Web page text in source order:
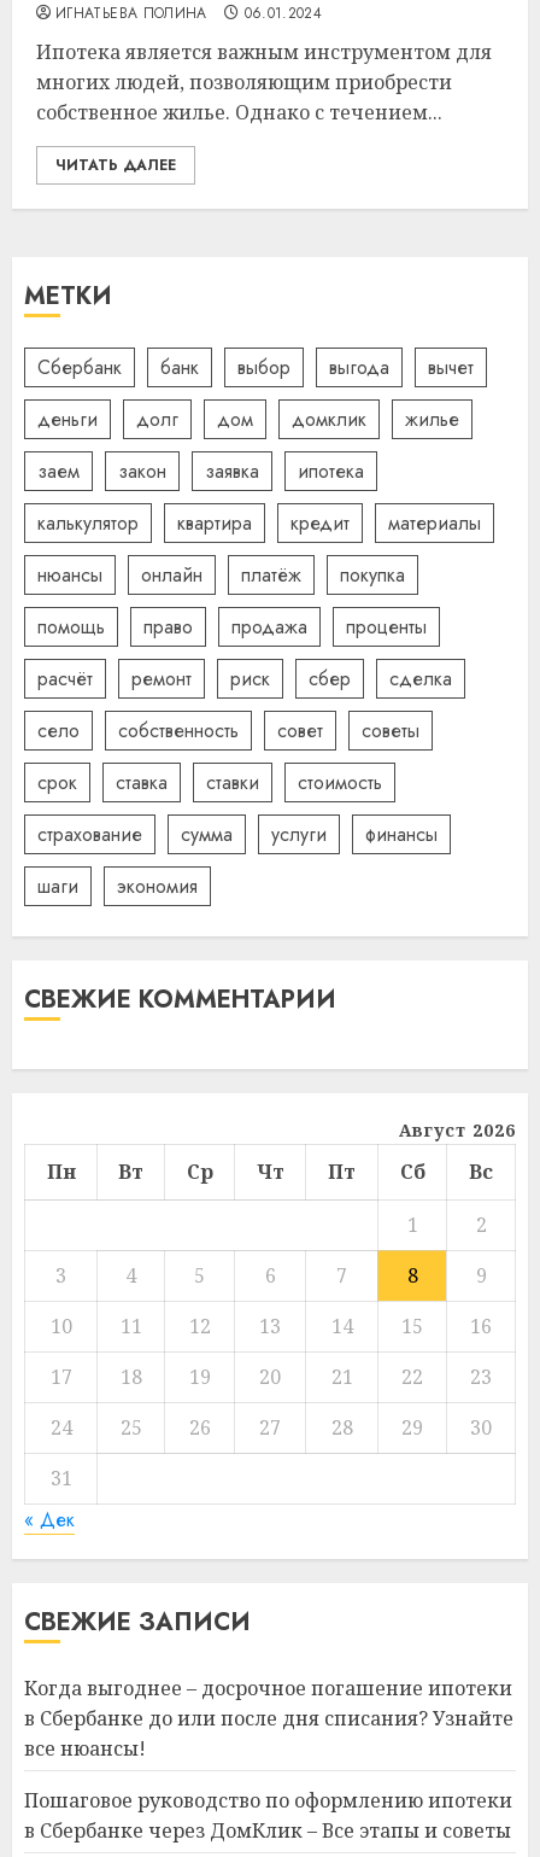
ИГНАТЬЕВА ПОЛИНА 06.01.2024
Ипотека является важным инструментом для
многих людей, позволяющим приобрести
собственное жилье. Однако с течением...
ЧИТАТЬ ДАЛЕЕ
МЕТКИ
Сбербанк банк выбор выгода
вычет
деньги
долг дом домклик
жилье
заем
закон заявка
ипотека
калькулятор
квартира кредит
материалы
нюансы
онлайн платёж
покупка
помощь
право продажа
проценты
расчёт
ремонт риск сбер
сделка
село
собственность совет
советы
срок
ставка ставки
стоимость
страхование
сумма услуги
финансы
шаги
экономия
СВЕЖИЕ КОММЕНТАРИИ
Август 2026
Пн Вт Ср Чт Пт Сб
Вс
1
2
3
4 5 6 7 8
9
10
11 12 13 14 15
16
17
18 19 20 21 22
23
24
25 26 27 28 29
30
31
« Дек
СВЕЖИЕ ЗАПИСИ
Когда выгоднее – досрочное погашение ипотеки
в Сбербанке до или после дня списания? Узнайте
все нюансы!
Пошаговое руководство по оформлению ипотеки
в Сбербанке через ДомКлик – Все этапы и советы